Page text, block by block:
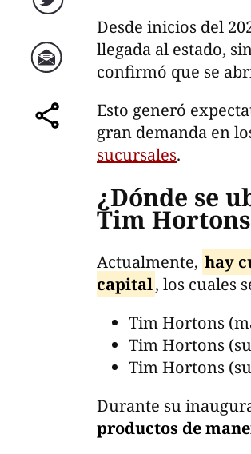
Twitter
Correo
comparte
Desde inicios del
llegada al estado,
confirmó que se
Esto generó
gran demanda en
sucursales.
¿Dónde se
Tim
Actualmente, hay
capital, los cuales
Tim Hortons
Tim Hortons
Tim Hortons
Durante su
productos de